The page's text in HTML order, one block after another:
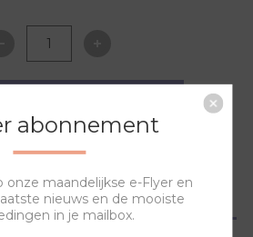
OVERZICHT
abonnement
onze maandelijkse e-Flyer en
nieuws en de mooiste
in je mailbox.